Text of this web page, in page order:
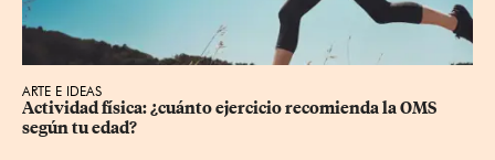
ARTE E IDEAS
Actividad física: ¿cuánto ejercicio recomienda la OMS
según tu edad?